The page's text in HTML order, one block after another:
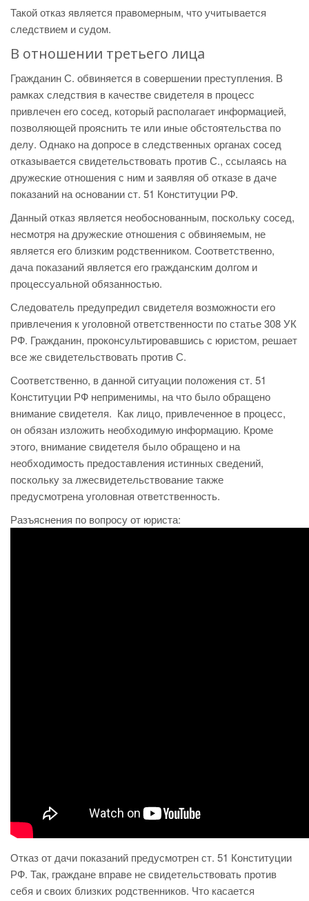
Такой отказ является правомерным, что учитывается
следствием и судом.
В отношении третьего лица
Гражданин С. обвиняется в совершении преступления. В
рамках следствия в качестве свидетеля в процесс
привлечен его сосед, который располагает информацией,
позволяющей прояснить те или иные обстоятельства по
делу. Однако на допросе в следственных органах сосед
отказывается свидетельствовать против С., ссылаясь на
дружеские отношения с ним и заявляя об отказе в даче
показаний на основании ст. 51 Конституции РФ.
Данный отказ является необоснованным, поскольку сосед,
несмотря на дружеские отношения с обвиняемым, не
является его близким родственником. Соответственно,
дача показаний является его гражданским долгом и
процессуальной обязанностью.
Следователь предупредил свидетеля возможности его
привлечения к уголовной ответственности по статье 308 УК
РФ. Гражданин, проконсультировавшись с юристом, решает
все же свидетельствовать против С.
Соответственно, в данной ситуации положения ст. 51
Конституции РФ неприменимы, на что было обращено
внимание свидетеля. Как лицо, привлеченное в процесс,
он обязан изложить необходимую информацию. Кроме
этого, внимание свидетеля было обращено и на
необходимость предоставления истинных сведений,
поскольку за лжесвидетельствование также
предусмотрена уголовная ответственность.
Разъяснения по вопросу от юриста:
Отказ от дачи показаний предусмотрен ст. 51 Конституции
РФ. Так, граждане вправе не свидетельствовать против
себя и своих близких родственников. Что касается